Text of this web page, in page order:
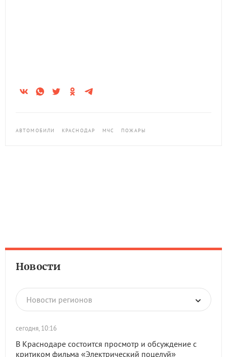
АВТОМОБИЛИ КРАСНОДАР МЧС ПОЖАРЫ
Новости
Новости регионов
сегодня, 10:16
В Краснодаре состоится просмотр и обсуждение с
критиком фильма «Электрический поцелуй»